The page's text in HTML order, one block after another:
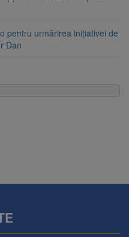
pentru urmărirea inițiativei de
Dan